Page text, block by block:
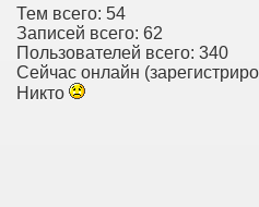
Тем всего: 54
Записей всего: 62
Пользователей всего: 340
Сейчас онлайн
Никто